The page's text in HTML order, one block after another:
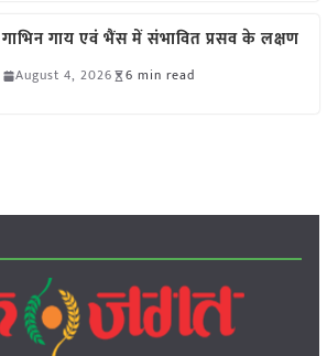
गाभिन गाय एवं भैंस में संभावित प्रसव के लक्षण
August 4, 2026 6 min read